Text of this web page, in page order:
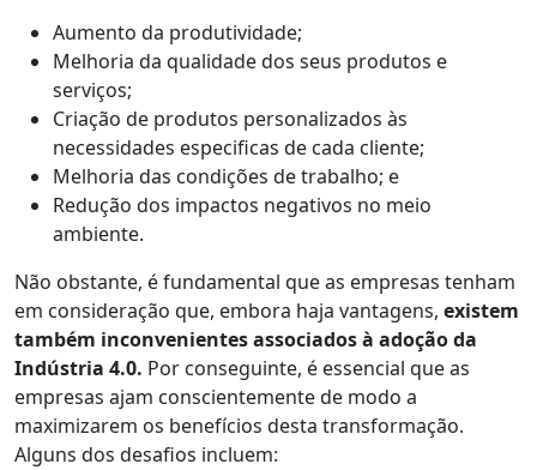
Aumento da produtividade;
Melhoria da qualidade dos seus produtos e
serviços;
Criação de produtos personalizados às
necessidades especificas de cada cliente;
Melhoria das condições de trabalho; e
Redução dos impactos negativos no meio
ambiente.
Não obstante, é fundamental que as empresas tenham
em consideração que, embora haja vantagens, existem
também inconvenientes associados à adoção da
Indústria 4.0. Por conseguinte, é essencial que as
empresas ajam conscientemente de modo a
maximizarem os benefícios desta transformação.
Alguns dos desafios incluem: